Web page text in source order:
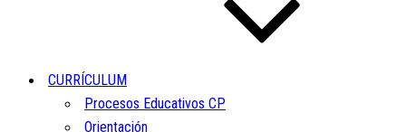
CURRÍCULUM
Procesos Educativos CP
Orientación